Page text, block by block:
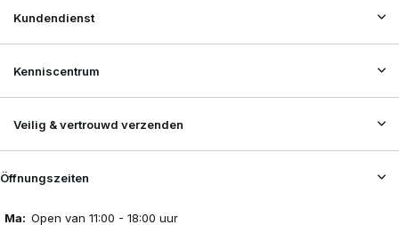
Kundendienst
Kenniscentrum
Veilig & vertrouwd verzenden
Öffnungszeiten
Ma: Open van 11:00 - 18:00 uur